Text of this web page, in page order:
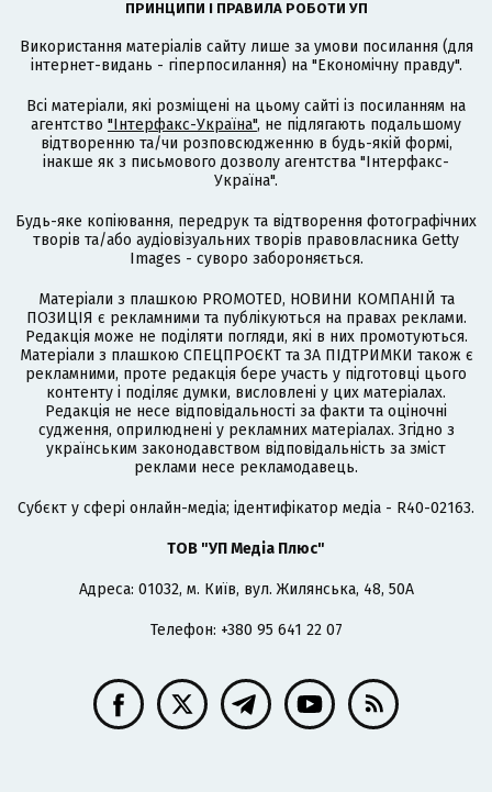
ПРИНЦИПИ І ПРАВИЛА РОБОТИ УП
Використання матеріалів сайту лише за умови посилання (для
інтернет-видань - гіперпосилання) на "Економічну правду".
Всі матеріали, які розміщені на цьому сайті із посиланням на
агентство "Інтерфакс-Україна", не підлягають подальшому
відтворенню та/чи розповсюдженню в будь-якій формі,
інакше як з письмового дозволу агентства "Інтерфакс-
Україна".
Будь-яке копіювання, передрук та відтворення фотографічних
творів та/або аудіовізуальних творів правовласника Getty
Images - суворо забороняється.
Матеріали з плашкою PROMOTED, НОВИНИ КОМПАНІЙ та
ПОЗИЦІЯ є рекламними та публікуються на правах реклами.
Редакція може не поділяти погляди, які в них промотуються.
Матеріали з плашкою СПЕЦПРОЄКТ та ЗА ПІДТРИМКИ також є
рекламними, проте редакція бере участь у підготовці цього
контенту і поділяє думки, висловлені у цих матеріалах.
Редакція не несе відповідальності за факти та оціночні
судження, оприлюднені у рекламних матеріалах. Згідно з
українським законодавством відповідальність за зміст
реклами несе рекламодавець.
Cубєкт у сфері онлайн-медіа; ідентифікатор медіа - R40-02163.
ТОВ "УП Медіа Плюс"
Адреса: 01032, м. Київ, вул. Жилянська, 48, 50А
Телефон: +380 95 641 22 07